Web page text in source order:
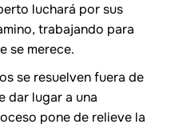
luchará por sus
trabajando para
se merece.
se resuelven fuera de
dar lugar a una
pone de relieve la